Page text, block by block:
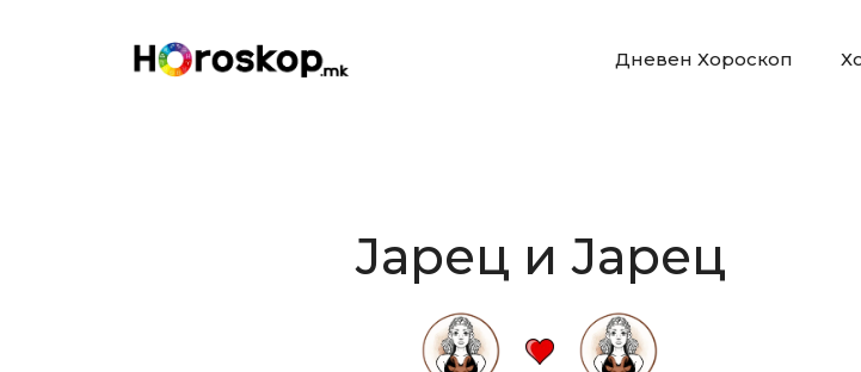
Дневен Хороскоп
Јарец и Јарец